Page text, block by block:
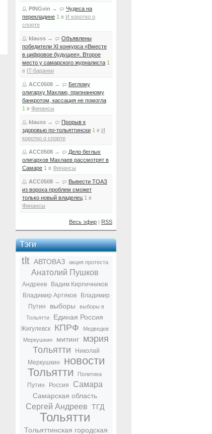
PINGvin →
Чудеса на
перекладине 1 в И коротко о
спорте
klauss →
Объявлены
победители XI конкурса «Вместе
в цифровое будущее». Второе
место у самарского журналиста 1
в IT-баранки
ACC0508 →
Беглому
олигарху Махлаю, признанному
банкротом, кассация не помогла
1 в Финансы
klauss →
Прорыв к
здоровью по-тольяттински 1 в И
коротко о спорте
ACC0508 →
Дело беглых
олигархов Махлаев рассмотрят в
Самаре 1 в Финансы
ACC0508 →
Вывести ТОАЗ
из вороха проблем сможет
только новый владелец 1 в
Финансы
Весь эфир | RSS
Тэги
tlt АВТОВАЗ акция протеста
Анатолий Пушков
Андреев
Вадим Кирпичников
Владимир Артяков
Владимир
Путин
выборы
выборы в
Тольятти
Единая Россия
Жигулевск КПРФ
Медведев
Меркушкин
митинг мэрия
Тольятти
Николай
Меркушкин
новости
Тольятти
Политика
Путин Россия Самара
Самарская область
Сергей Андреев ТГД
Тольятти
Тольяттинская городская